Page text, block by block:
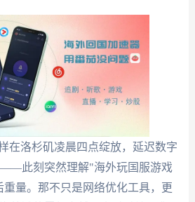
在洛杉矶凌晨四点绽放，延迟数字
此刻突然理解"海外玩国服游戏
量。那不只是网络优化工具，更